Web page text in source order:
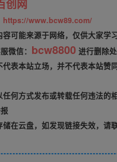
创网
https://www.bcw89.com/
可能来源于网络，仅供大家学
微信： bcw8800 进行删除处
表本站立场，并不代表本站赞
何方式发布或转载任何违法的
在云盘，如发现链接失效，请